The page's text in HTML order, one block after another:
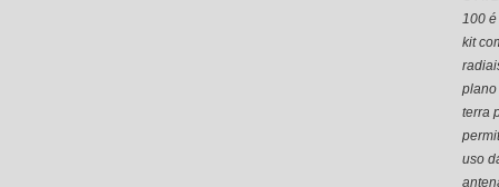
100
kit
plano
terra
uso